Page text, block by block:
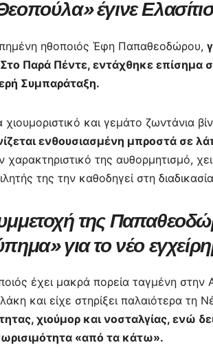
p
n
er
m
έγινε
ηθοποιός Έφη Παπαθεοδώρου,
Στο Παρά Πέντε, εντάχθηκε επίσημα
Συμπαράταξη.
χιουμοριστικό και γεμάτο ζωντάνια
ενθουσιασμένη μπροστά σε
χαρακτηριστικό της αυθορμητισμό,
της την καθοδηγεί στη
της
για το νέο
έχει μακρά πορεία ταγμένη στην
και είχε στηρίξει παλαιότερα τη
χιούμορ και νοσταλγίας, ενώ
«από τα κάτω».